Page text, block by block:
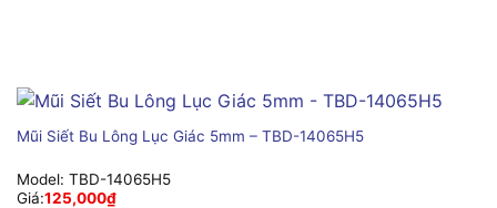
Mũi Siết Bu Lông Lục Giác 5mm – TBD-14065H5
Model: TBD-14065H5
Giá:125,000₫